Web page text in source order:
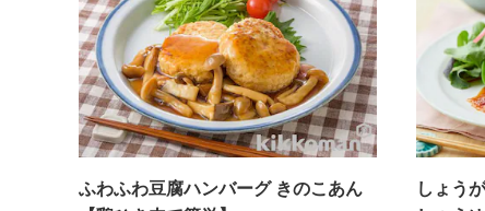
ふわふわ豆腐ハンバーグ きのこあん
しょう